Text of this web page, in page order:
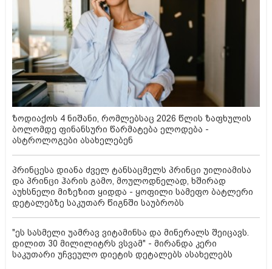
ზოდიაქოს 4 ნიშანი, რომლებსაც 2026 წლის ზაფხულის
ბოლომდე ფინანსური წარმატება ელოდება -
ასტროლოგები ასახელებენ
პრინცესა დიანა ძველ ტანსაცმელს პრინცი უილიამისა
და პრინცი ჰარის გამო, მოულოდნელად, ხშირად
აუხსნელი მიზეზით ყიდდა - ყოფილი სამეფო ბატლერი
დეტალებზე საკუთარ წიგნში საუბრობს
"ეს სასმელი უამრავ ვიტამინსა და მინერალს შეიცავს.
დილით 30 მილილიტრს ვსვამ" - მირანდა კერი
საკუთარი უჩვეულო დიეტის დეტალებს ასახელებს